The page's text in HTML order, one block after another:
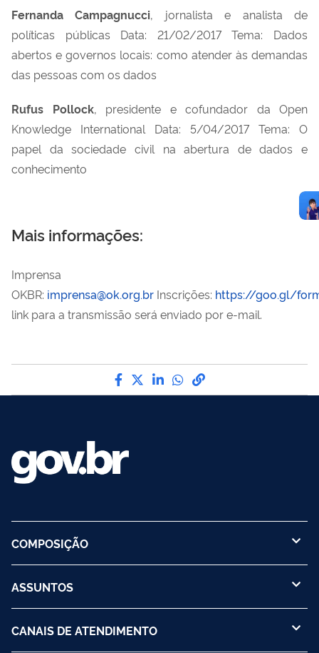
Fernanda Campagnucci, jornalista e analista de
políticas públicas Data: 21/02/2017 Tema: Dados
abertos e governos locais: como atender às demandas
das pessoas com os dados
Rufus Pollock, presidente e cofundador da Open
Knowledge International Data: 5/04/2017 Tema: O
papel da sociedade civil na abertura de dados e
conhecimento
Mais informações:
Imprensa
OKBR: imprensa@ok.org.br Inscrições: https://goo.gl/
link para a transmissão será enviado por e-mail.
Compartilhe por Facebook
Compartilhe por Twitter
Compartilhe por
Compartilhe por
link para Copiar
COMPOSIÇÃO
ASSUNTOS
CANAIS DE ATENDIMENTO